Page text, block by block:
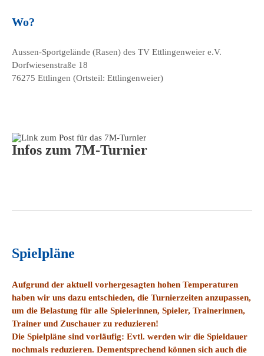
Wo?
Aussen-Sportgelände (Rasen) des TV Ettlingenweier e.V.
Dorfwiesenstraße 18
76275 Ettlingen (Ortsteil: Ettlingenweier)
Infos zum 7M-Turnier
Spielpläne
Aufgrund der aktuell vorhergesagten hohen Temperaturen
haben wir uns dazu entschieden, die Turnierzeiten anzupassen,
um die Belastung für alle Spielerinnen, Spieler, Trainerinnen,
Trainer und Zuschauer zu reduzieren!
Die Spielpläne sind vorläufig: Evtl. werden wir die Spieldauer
nochmals reduzieren. Dementsprechend können sich auch die